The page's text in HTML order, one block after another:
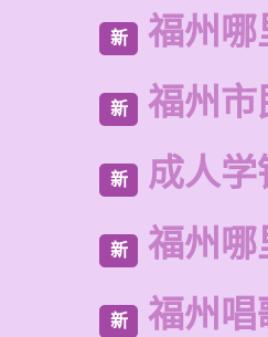
新 福州哪
新 福州市
新 成人
新 福州哪
新 福州唱